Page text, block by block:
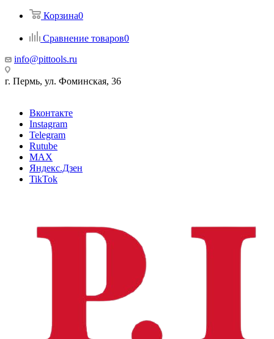
Корзина0
Сравнение товаров0
info@pittools.ru
г. Пермь, ул. Фоминская, 36
Вконтакте
Instagram
Telegram
Rutube
MAX
Яндекс.Дзен
TikTok